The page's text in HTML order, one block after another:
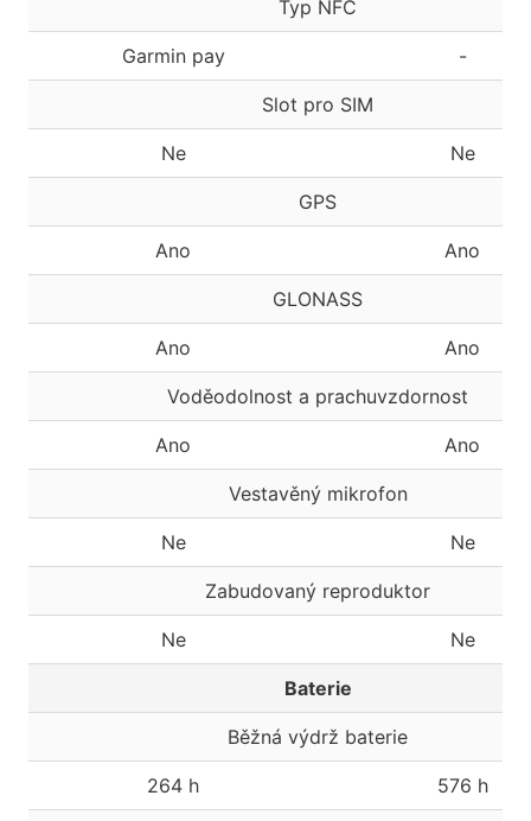
Typ NFC
Garmin pay -
Slot pro SIM
Ne Ne
GPS
Ano Ano
GLONASS
Ano Ano
Voděodolnost a prachuvzdornost
Ano Ano
Vestavěný mikrofon
Ne Ne
Zabudovaný reproduktor
Ne Ne
Baterie
Běžná výdrž baterie
264 h 576 h